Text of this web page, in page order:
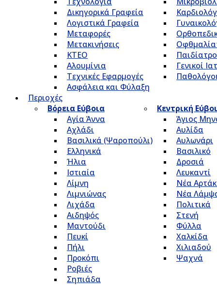
Δικηγορικά Γραφεία
Λογιστικά Γραφεία
Μεταφορές
Μετακινήσεις
ΚΤΕΟ
Αλουμίνια
Τεχνικές Εφαρμογές
Ασφάλεια και Φύλαξη
Γενικοί
Περιοχές
Βόρεια Εύβοια
Αγία Άννα
Αχλάδι
Βασιλικά (Ψαροπούλι)
Ελληνικά
Ήλια
Ιστιαία
Λίμνη
Λιμνιώνας
Λιχάδα
Αιδηψός
Μαντούδι
Πευκί
Πήλι
Προκόπι
Ροβιές
Σηπιάδα
Κεντρική
Άγιος
Αυλίδα
Αυλωνάρι
Βασιλικό
Δροσιά
Λευκαντί
Νέα
Νέα
Πολιτικά
Στενή
Φύλλα
Χαλκίδα
Χιλιαδού
Ψαχνά